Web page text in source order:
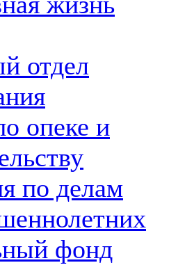
отдел
опеке и
по делам
фонд